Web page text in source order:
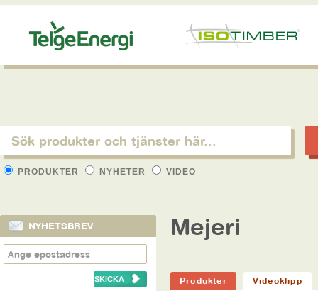
PRODUKTER NYHETER VIDEO
NYHETSBREV Mejeri
Produkter Videoklipp